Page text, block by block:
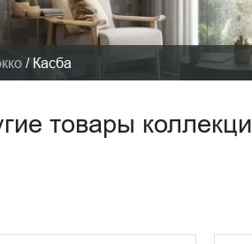
/ Касба
товары